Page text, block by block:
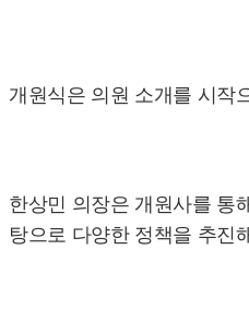
개원식은 의원 소개를 시
한상민 의장은 개원사를 통
탕으로 다양한 정책을 추진